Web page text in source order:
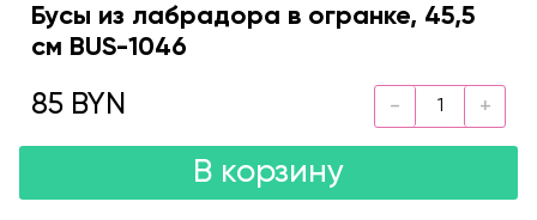
Бусы из лабрадора в огранке, 45,5
см BUS-1046
85 BYN
В корзину